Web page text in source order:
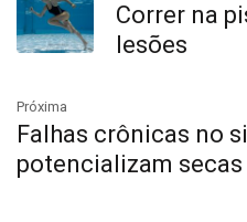
Correr na
lesões
Próxima
Falhas crônicas no
potencializam secas